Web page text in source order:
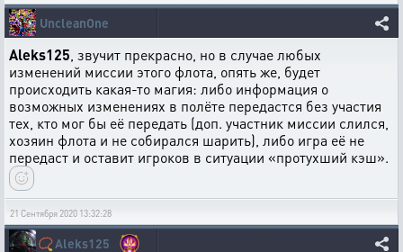
UncleanOne
Aleks125 , звучит прекрасно, но в случае любых
изменений миссии этого флота, опять же, будет
происходить какая-то магия: либо информация о
возможных изменениях в полёте передастся без участия
тех, кто мог бы её передать (доп. участник миссии слился,
хозяин флота и не собирался шарить), либо игра её не
передаст и оставит игроков в ситуации «протухший кэш».
21 Сентября 2020 13:32:28
📿Aleks125